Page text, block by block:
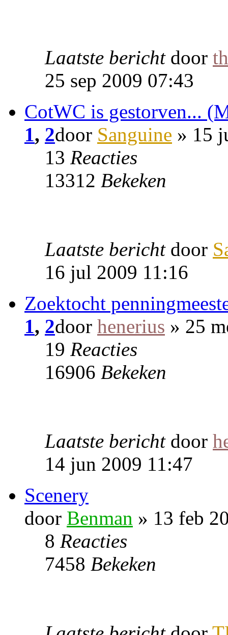
Laatste bericht door
25 sep 2009 07:43
CotWC is gestorven...
1, 2door Sanguine » 15
13 Reacties
13312 Bekeken
Laatste bericht door
16 jul 2009 11:16
Zoektocht
1, 2door henerius » 25
19 Reacties
16906 Bekeken
Laatste bericht door
14 jun 2009 11:47
Scenery
door Benman » 13 feb
8 Reacties
7458 Bekeken